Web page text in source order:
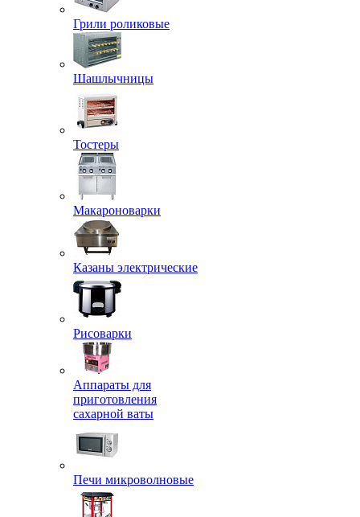
Грили роликовые
Шашлычницы
Тостеры
Макароноварки
Казаны электрические
Рисоварки
Аппараты для
приготовления
сахарной ваты
Печи микроволновые